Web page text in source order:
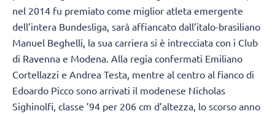
nel 2014 fu premiato come miglior atleta emergente
dell’intera Bundesliga, sarà affiancato dall’italo-brasiliano
Manuel Beghelli, la sua carriera si è intrecciata con i Club
di Ravenna e Modena. Alla regia confermati Emiliano
Cortellazzi e Andrea Testa, mentre al centro al fianco di
Edoardo Picco sono arrivati il modenese Nicholas
Sighinolfi, classe ’94 per 206 cm d’altezza, lo scorso anno